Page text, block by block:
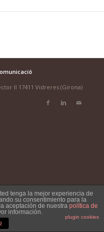
II 17411 Vidreres (Girona)
tenga la mejor experiencia de
su consentimiento para la
aceptación de nuestra política de
información.
plugin cookies